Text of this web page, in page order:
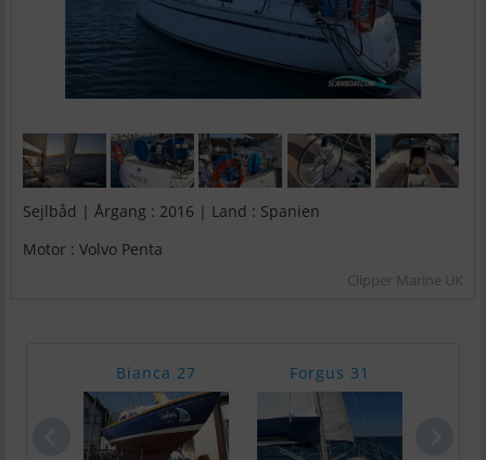
Sejlbåd | Årgang : 2016 | Land : Spanien
Motor : Volvo Penta
Clipper Marine UK
Bianca 27 Forgus 31